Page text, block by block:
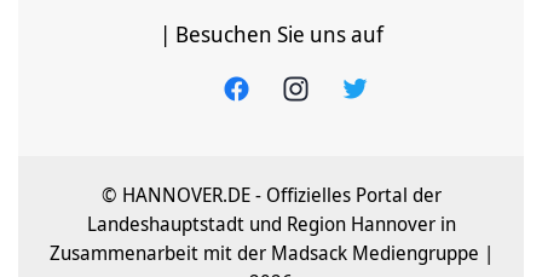
| Besuchen Sie uns auf
© HANNOVER.DE - Offizielles Portal der
Landeshauptstadt und Region Hannover in
Zusammenarbeit mit der Madsack Mediengruppe |